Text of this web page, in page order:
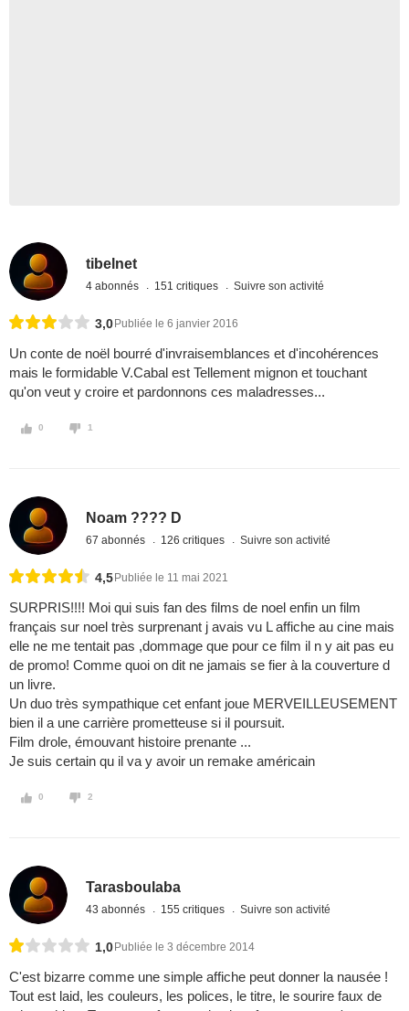
tibelnet
4 abonnés 151 critiques Suivre son activité
3,0 Publiée le 6 janvier 2016
Un conte de noël bourré d'invraisemblances et d'incohérences
mais le formidable V.Cabal est Tellement mignon et touchant
qu'on veut y croire et pardonnons ces maladresses...
0 1
Noam ???? D
67 abonnés 126 critiques Suivre son activité
4,5 Publiée le 11 mai 2021
SURPRIS!!!! Moi qui suis fan des films de noel enfin un film
français sur noel très surprenant j avais vu L affiche au cine mais
elle ne me tentait pas ,dommage que pour ce film il n y ait pas eu
de promo! Comme quoi on dit ne jamais se fier à la couverture d
un livre.
Un duo très sympathique cet enfant joue MERVEILLEUSEMENT
bien il a une carrière prometteuse si il poursuit.
Film drole, émouvant histoire prenante ...
Je suis certain qu il va y avoir un remake américain
0 2
Tarasboulaba
43 abonnés 155 critiques Suivre son activité
1,0 Publiée le 3 décembre 2014
C'est bizarre comme une simple affiche peut donner la nausée !
Tout est laid, les couleurs, les polices, le titre, le sourire faux de